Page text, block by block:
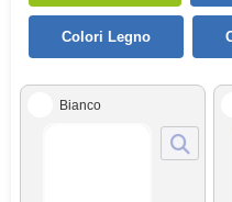
Colori Legno
Bianco